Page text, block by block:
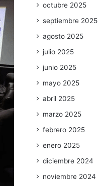
octubre 2025
septiembre 2025
agosto 2025
julio 2025
junio 2025
mayo 2025
abril 2025
marzo 2025
febrero 2025
enero 2025
diciembre 2024
noviembre 2024